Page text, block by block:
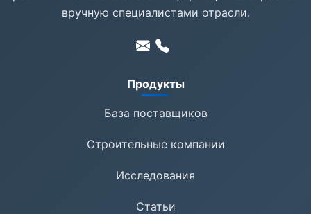
вручную специалистами отрасли.
Продукты
База поставщиков
Строительные компании
Исследования
Статьи